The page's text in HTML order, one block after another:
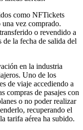
como NFTickets
vez comprado.
o revendido a
de la fecha de salida del
en la industria
Uno de los
de viaje accediendo a
compras de pasajes con
o no poder realizar
recuperando el
tarifa aérea ha subido.